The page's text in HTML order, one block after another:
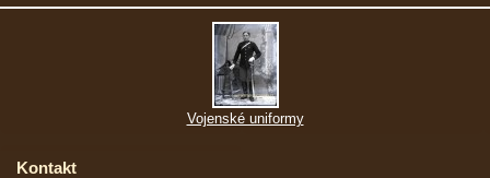
Vojenské uniformy
Kontakt